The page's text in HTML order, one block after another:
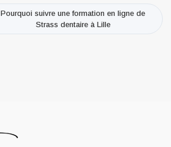
Pourquoi suivre une formation en ligne de
Strass dentaire à Lille